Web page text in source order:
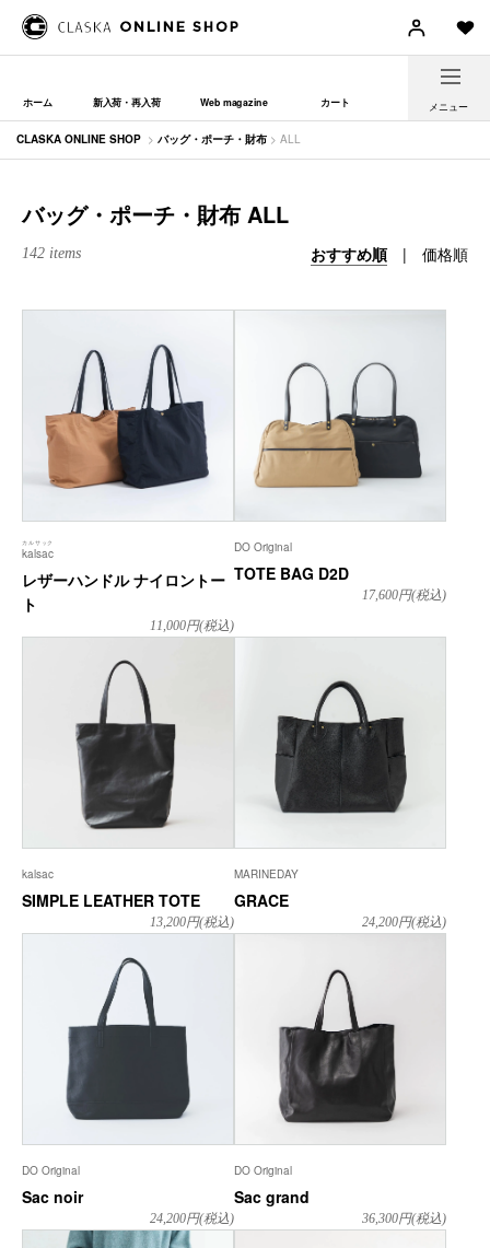
ホーム 新入荷・再入荷 Web magazine カート メニュー
CLASKA ONLINE SHOP > バッグ・ポーチ・財布 > ALL
バッグ・ポーチ・財布 ALL
おすすめ順 | 価格順
142 items
kalsac
カルサック
レザーハンドル ナイロントー
ト
11,000円(税込)
DO Original
TOTE BAG D2D
17,600円(税込)
kalsac
SIMPLE LEATHER TOTE
13,200円(税込)
MARINEDAY
GRACE
24,200円(税込)
DO Original
Sac noir
24,200円(税込)
DO Original
Sac grand
36,300円(税込)